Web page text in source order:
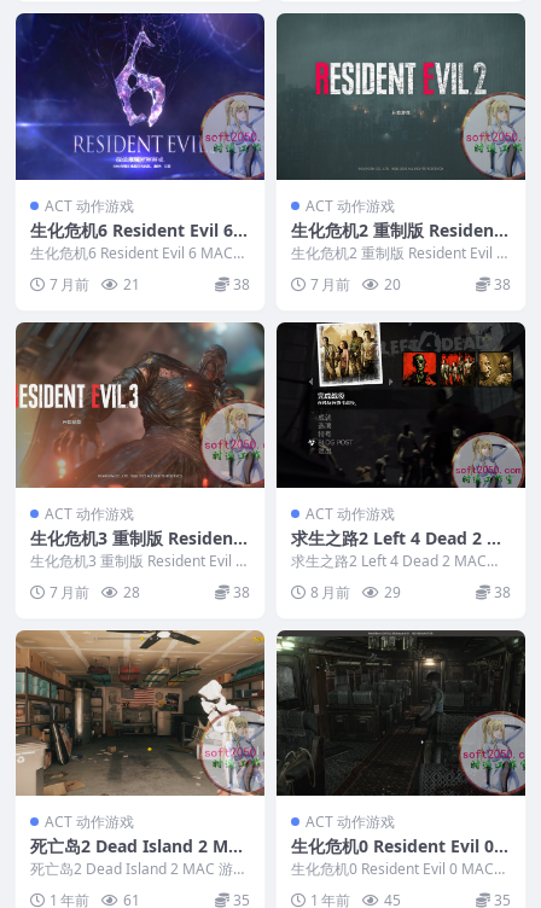
ACT 动作游戏
生化危机6 Resident Evil 6
MAC游戏 苹果电脑游戏 适配
苹果OS系统macOS
生化危机6 Resident Evil 6 MAC游
7 月前 21 38
ACT 动作游戏
生化危机2 重制版 Resident
Evil 2 MAC游戏 苹果电脑游
戏 适配苹果OS系统macOS
生化危机2 重制版 Resident Evil 2
7 月前 20 38
ACT 动作游戏
生化危机3 重制版 Resident
Evil 3 MAC游戏 苹果电脑游
戏 适配苹果OS系统macOS
生化危机3 重制版 Resident Evil 3
7 月前 28 38
ACT 动作游戏
求生之路2 Left 4 Dead 2 M
AC游戏 苹果电脑游戏 适配苹
果OS系统macOS
求生之路2 Left 4 Dead 2 MAC游
戏 苹果电脑游戏 适配苹果OS系...
8 月前 29 38
ACT 动作游戏
死亡岛2 Dead Island 2 MA
C 游戏 苹果电脑游戏 适配系
统macOS
死亡岛2 Dead Island 2 MAC 游戏
1 年前 61 35
ACT 动作游戏
生化危机0 Resident Evil 0
MAC游戏 苹果电脑游戏 适配
系统15
生化危机0 Resident Evil 0 MAC游
1 年前 45 35